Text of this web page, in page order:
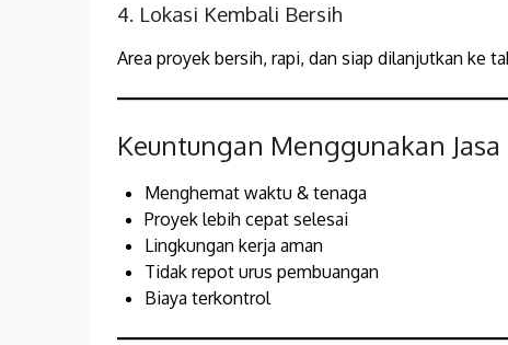
4. Lokasi Kembali Bersih
Area proyek bersih, rapi, dan siap dilanjutkan ke
Keuntungan Menggunakan
Menghemat waktu & tenaga
Proyek lebih cepat selesai
Lingkungan kerja aman
Tidak repot urus pembuangan
Biaya terkontrol